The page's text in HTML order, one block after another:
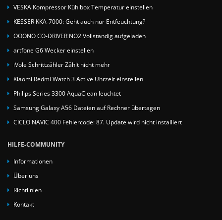
VESKA Kompressor Kühlbox Temperatur einstellen
KESSER KKA-7000: Geht auch nur Entfeuchtung?
OOONO CO-DRIVER NO2 Vollständig aufgeladen
artfone G6 Wecker einstellen
iVole Schrittzähler Zählt nicht mehr
Xiaomi Redmi Watch 3 Active Uhrzeit einstellen
Philips Series 3300 AquaClean leuchtet
Samsung Galaxy A56 Dateien auf Rechner übertagen
CICLO NAVIC 400 Fehlercode: 87. Update wird nicht installiert
HILFE-COMMUNITY
Informationen
Über uns
Richtlinien
Kontakt